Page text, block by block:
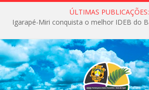
ÚLTIMAS PUBLICAÇÕES: